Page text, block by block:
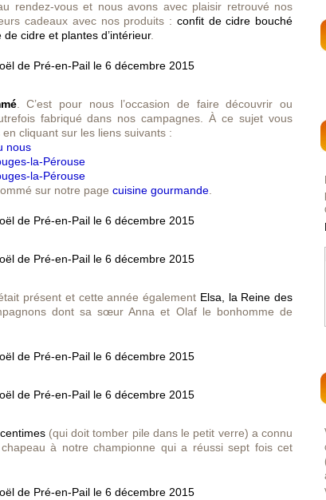
rendez-vous et nous avons avec plaisir retrouvé nos
cadeaux avec nos produits : confit de cidre bouché
cidre et plantes d’intérieur.
. C’est pour nous l’occasion de faire découvrir ou
fabriqué dans nos campagnes. À ce sujet vous
cliquant sur les liens suivants :
nous
la-Pérouse
la-Pérouse
sur notre page cuisine gourmande
présent et cette année également Elsa, la Reine des
dont sa sœur Anna et Olaf le bonhomme de
(qui doit tomber pile dans le petit verre) a connu
à notre championne qui a réussi sept fois cet